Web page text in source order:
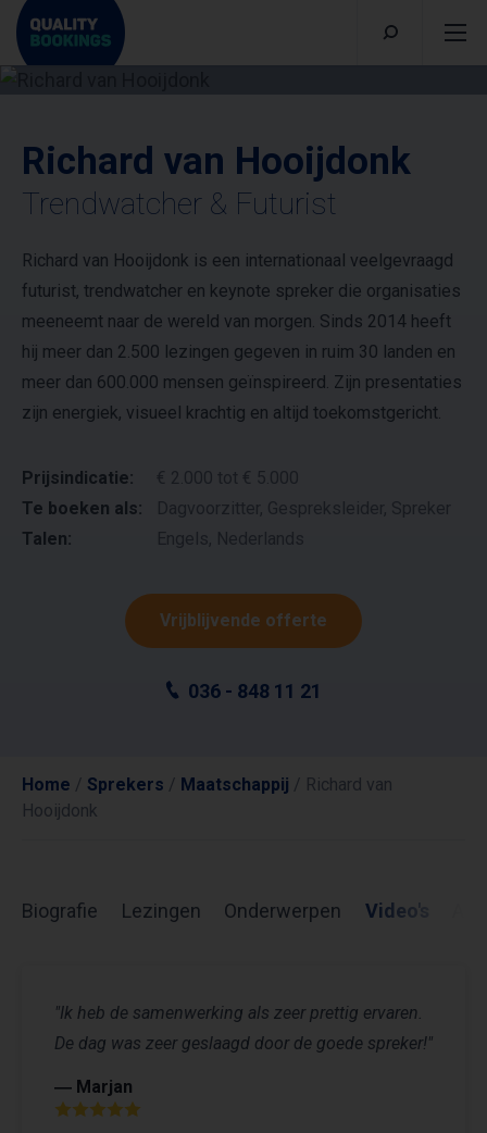
Richard van Hooijdonk
Trendwatcher & Futurist
Richard van Hooijdonk is een internationaal veelgevraagd
futurist, trendwatcher en keynote spreker die organisaties
meeneemt naar de wereld van morgen. Sinds 2014 heeft
hij meer dan 2.500 lezingen gegeven in ruim 30 landen en
meer dan 600.000 mensen geïnspireerd. Zijn presentaties
zijn energiek, visueel krachtig en altijd toekomstgericht.
Prijsindicatie:
€ 2.000 tot € 5.000
Te boeken als:
Dagvoorzitter, Gespreksleider, Spreker
Talen:
Engels, Nederlands
Vrijblijvende offerte
036 - 848 11 21
Home / Sprekers / Maatschappij / Richard van
Hooijdonk
Biografie Lezingen Onderwerpen Video's
"Ik heb de samenwerking als zeer prettig ervaren.
De dag was zeer geslaagd door de goede spreker!"
― Marjan